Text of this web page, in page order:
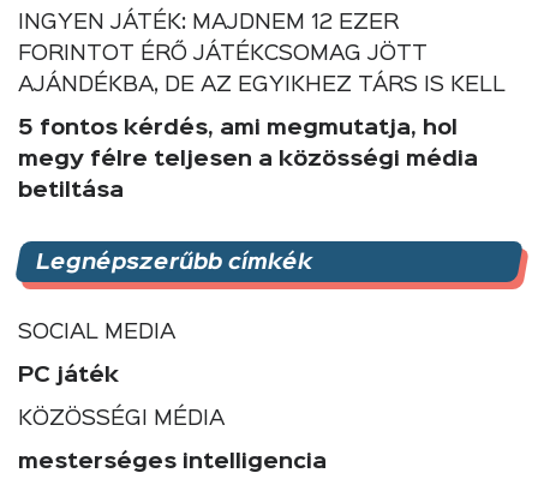
INGYEN JÁTÉK: MAJDNEM 12 EZER
FORINTOT ÉRŐ JÁTÉKCSOMAG JÖTT
AJÁNDÉKBA, DE AZ EGYIKHEZ TÁRS IS KELL
5 fontos kérdés, ami megmutatja, hol
megy félre teljesen a közösségi média
betiltása
Legnépszerűbb címkék
SOCIAL MEDIA
PC játék
KÖZÖSSÉGI MÉDIA
mesterséges intelligencia